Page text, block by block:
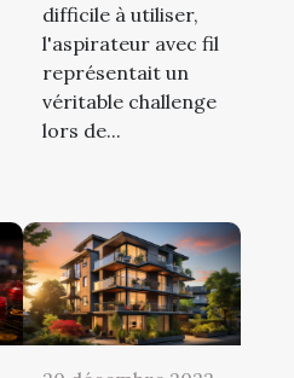
difficile à utiliser,
l'aspirateur avec fil
représentait un
véritable challenge
lors de...